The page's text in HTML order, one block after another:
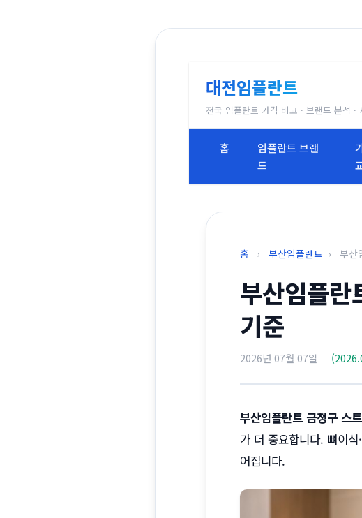
대전임플란트
전국 임플란트 가격 비교 · 브랜드 분석 ·
홈
임플란트 브랜
드
홈 › 부산임플란트 › 부산
부산임플
기준
2026년 07월 07일
부산임플란트 금정구 스
가 더 중요합니다. 뼈이식
어집니다.